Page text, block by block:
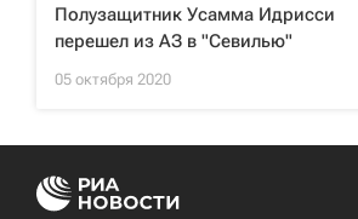
Полузащитник Усамма Идрисси
перешел из АЗ в "Севилью"
05 октября 2020